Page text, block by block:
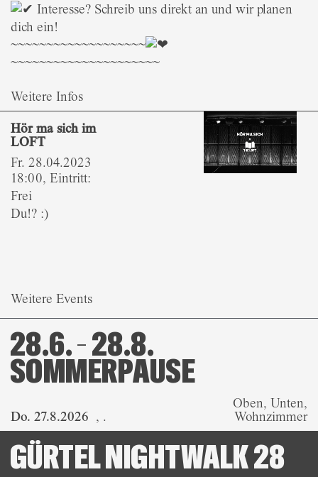
Interesse? Schreib uns direkt an und wir planen
dich ein!
~~~~~~~~~~~~~~~~~~~
~~~~~~~~~~~~~~~~~~~~~
Weitere Infos
Hör ma sich im
LOFT
Fr. 28.04.2023
18:00, Eintritt:
Frei
Du!? :)
Weitere Events
Do. 27.8.2026 , .
28.6. – 28.8.
SOMMERPAUSE
Oben, Unten,
Wohnzimmer
GÜRTEL NIGHTWALK 28